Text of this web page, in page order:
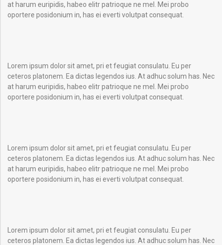
at harum euripidis, habeo elitr patrioque ne mel. Mei probo
oportere posidonium in, has ei everti volutpat consequat.
Lorem ipsum dolor sit amet, pri et feugiat consulatu. Eu per
ceteros platonem. Ea dictas legendos ius. At adhuc solum has. Nec
at harum euripidis, habeo elitr patrioque ne mel. Mei probo
oportere posidonium in, has ei everti volutpat consequat.
Lorem ipsum dolor sit amet, pri et feugiat consulatu. Eu per
ceteros platonem. Ea dictas legendos ius. At adhuc solum has. Nec
at harum euripidis, habeo elitr patrioque ne mel. Mei probo
oportere posidonium in, has ei everti volutpat consequat.
Lorem ipsum dolor sit amet, pri et feugiat consulatu. Eu per
ceteros platonem. Ea dictas legendos ius. At adhuc solum has. Nec